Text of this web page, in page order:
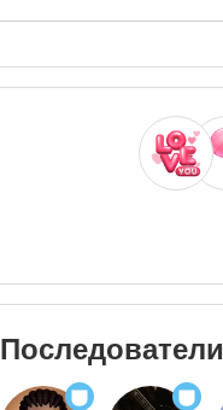
Последователи